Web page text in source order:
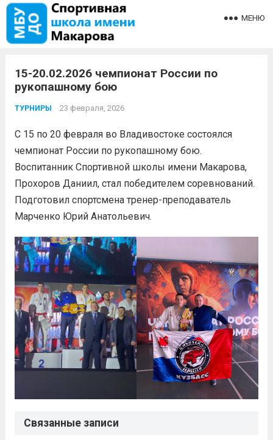
МЕНЮ
15-20.02.2026 чемпионат России по
рукопашному бою
ТУРНИРЫ 23 февраля, 2026
С 15 по 20 февраля во Владивостоке состоялся
чемпионат России по рукопашному бою.
Воспитанник Спортивной школы имени Макарова,
Прохоров Даниил, стал победителем соревнований.
Подготовил спортсмена тренер-преподаватель
Марченко Юрий Анатольевич.
Связанные записи